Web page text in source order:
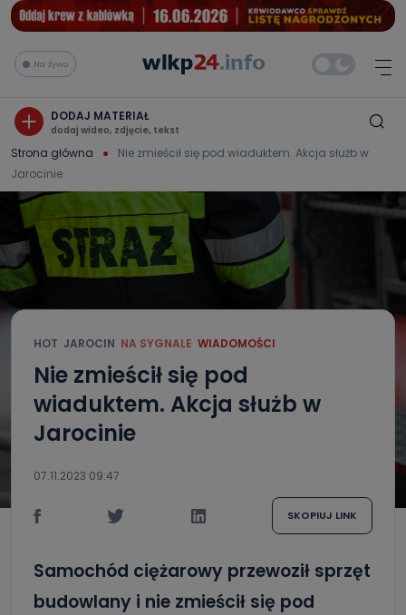
Na żywo
DODAJ MATERIAŁ
dodaj wideo, zdjęcie, tekst
Strona główna
Nie zmieścił się pod wiaduktem. Akcja służb w
Jarocinie
HOT JAROCIN NA SYGNALE WIADOMOŚCI
Nie zmieścił się pod
wiaduktem. Akcja służb w
Jarocinie
07.11.2023 09:47
SKOPIUJ LINK
Samochód ciężarowy przewoził sprzęt
budowlany i nie zmieścił się pod